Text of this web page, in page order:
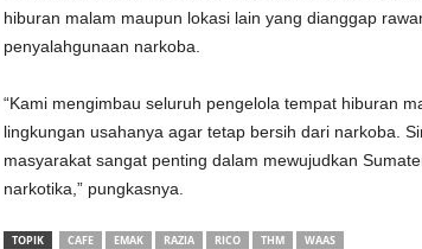
hiburan malam maupun lokasi lain yang dianggap
penyalahgunaan narkoba.
“Kami mengimbau seluruh pengelola tempat hiburan
lingkungan usahanya agar tetap bersih dari narkoba.
masyarakat sangat penting dalam mewujudkan
narkotika,” pungkasnya.
TOPIK CAFE EMAK RAZIA RICO THM WAAS